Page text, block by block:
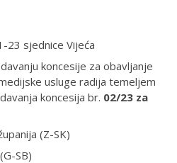
23 sjednice Vijeća
koncesije za obavljanje
usluge radija temeljem
koncesija br. 02/23 za
(Z-SK)
SB)